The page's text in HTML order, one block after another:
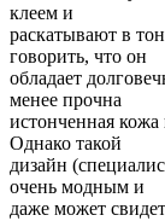
клеем и
раскатывают в
говорить, что он
обладает
менее прочна
истонченная
Однако такой
дизайн
очень модным и
даже может